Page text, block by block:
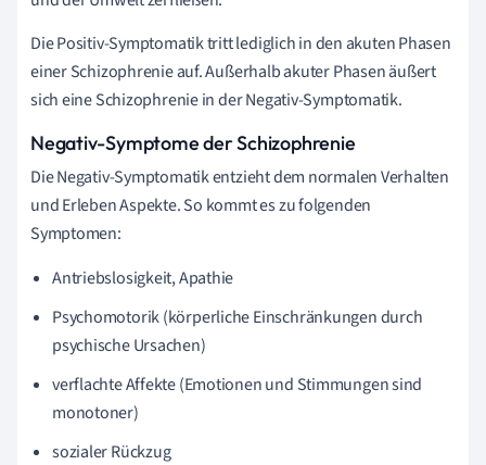
Die Positiv-Symptomatik tritt lediglich in den akuten Phasen
einer Schizophrenie auf. Außerhalb akuter Phasen äußert
sich eine Schizophrenie in der Negativ-Symptomatik.
Negativ-Symptome der Schizophrenie
Die Negativ-Symptomatik entzieht dem normalen Verhalten
und Erleben Aspekte. So kommt es zu folgenden
Symptomen:
Antriebslosigkeit, Apathie
Psychomotorik (körperliche Einschränkungen durch
psychische Ursachen)
verflachte Affekte (Emotionen und Stimmungen sind
monotoner)
sozialer Rückzug